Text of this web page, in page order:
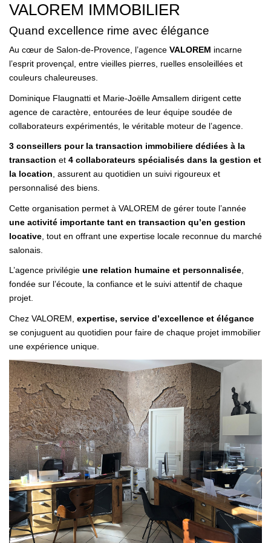
VALOREM IMMOBILIER
Quand excellence rime avec élégance
Au cœur de Salon-de-Provence, l’agence VALOREM incarne
l’esprit provençal, entre vieilles pierres, ruelles ensoleillées et
couleurs chaleureuses.
Dominique Flaugnatti et Marie-Joëlle Amsallem dirigent cette
agence de caractère, entourées de leur équipe soudée de
collaborateurs expérimentés, le véritable moteur de l’agence.
3 conseillers pour la transaction immobiliere dédiées à la
transaction et 4 collaborateurs spécialisés dans la gestion et
la location, assurent au quotidien un suivi rigoureux et
personnalisé des biens.
Cette organisation permet à VALOREM de gérer toute l’année
une activité importante tant en transaction qu’en gestion
locative , tout en offrant une expertise locale reconnue du marché
salonais.
L’agence privilégie une relation humaine et personnalisée,
fondée sur l’écoute, la confiance et le suivi attentif de chaque
projet.
Chez VALOREM, expertise, service d’excellence et élégance
se conjuguent au quotidien pour faire de chaque projet immobilier
une expérience unique.